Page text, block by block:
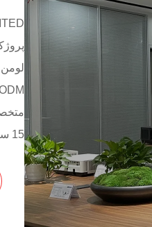
15 سال تجربه در پروژه R&D دارند.